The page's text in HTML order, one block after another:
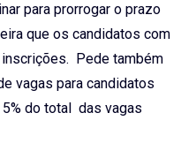
para prorrogar o prazo
que os candidatos com
Pede também
vagas para candidatos
do total das vagas